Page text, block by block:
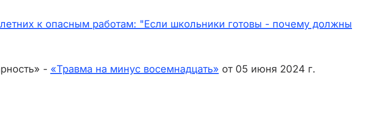
к опасным работам: "Если школьники готовы - почему должны
- «Травма на минус восемнадцать» от 05 июня 2024 г.